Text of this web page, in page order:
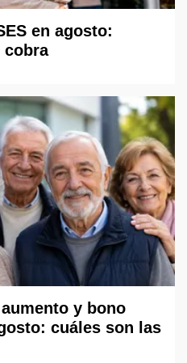
en agosto:
cobra
y bono
cuáles son las